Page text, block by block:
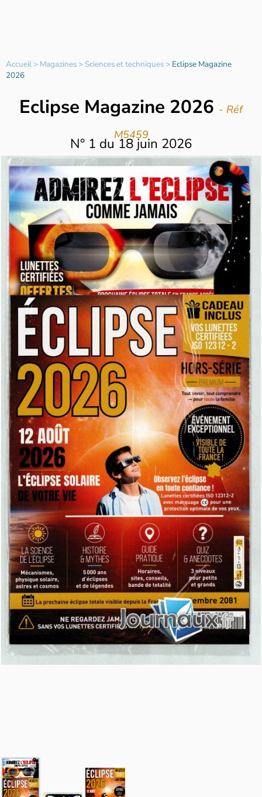
Accueil> Magazines> Sciences et techniques> Eclipse Magazine
2026
Eclipse Magazine 2026 - Réf
M5459
N° 1 du18 juin 2026